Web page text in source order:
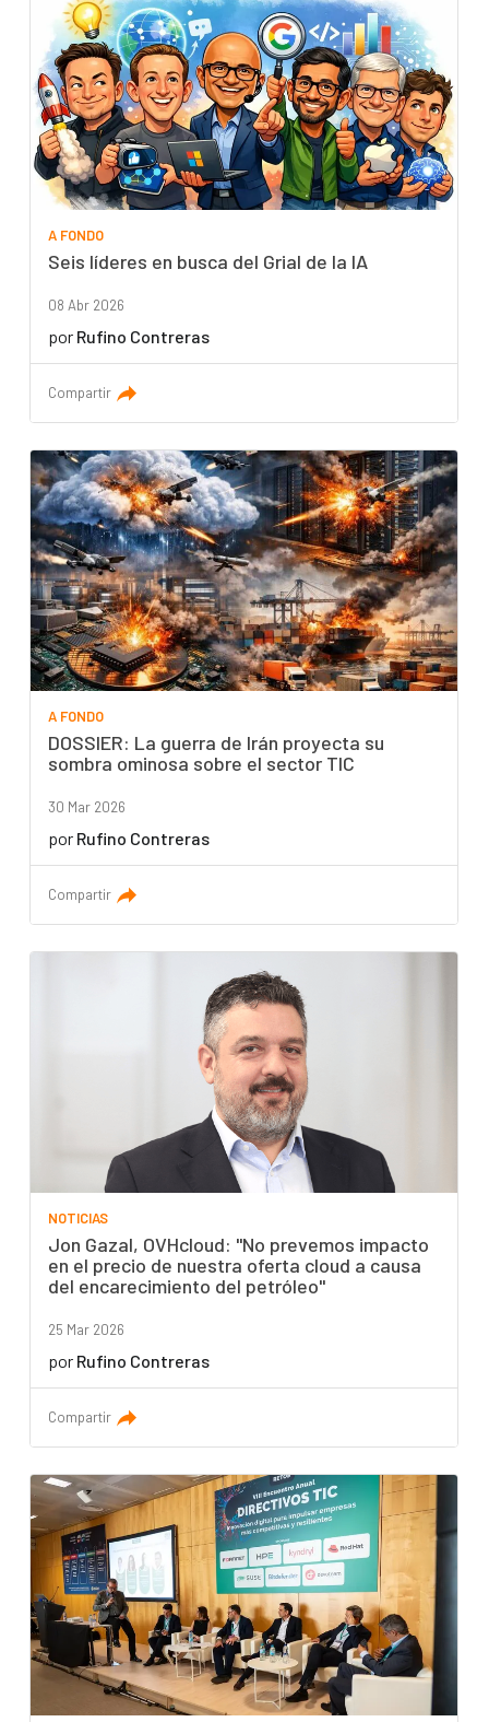
A FONDO
Seis líderes en busca del Grial de la IA
08 Abr 2026
por Rufino Contreras
Compartir
A FONDO
DOSSIER: La guerra de Irán proyecta su
sombra ominosa sobre el sector TIC
30 Mar 2026
por Rufino Contreras
Compartir
NOTICIAS
Jon Gazal, OVHcloud: "No prevemos impacto
en el precio de nuestra oferta cloud a causa
del encarecimiento del petróleo"
25 Mar 2026
por Rufino Contreras
Compartir